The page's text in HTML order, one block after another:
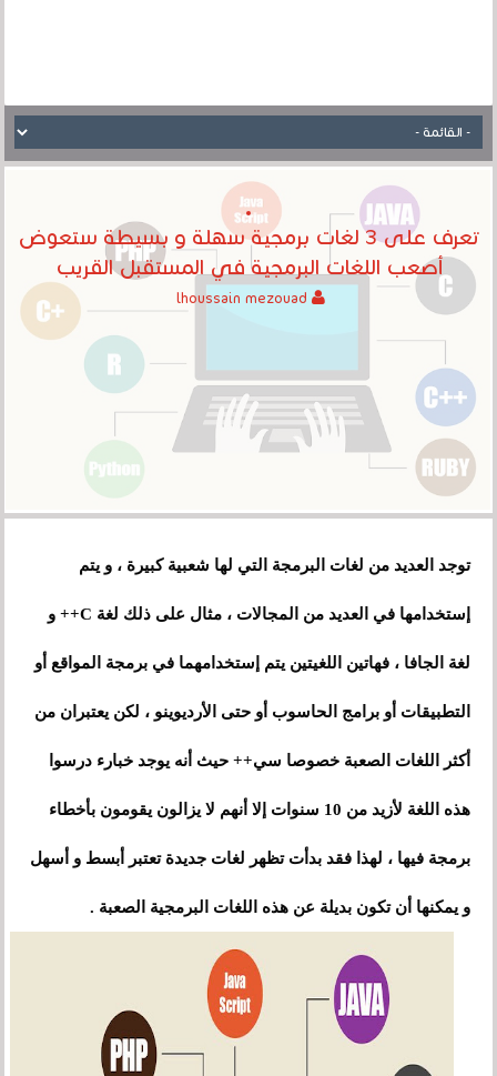
تعرف على 3 لغات برمجية سهلة و بسيطة ستعوض
أصعب اللغات البرمجية في المستقبل القريب
توجد العديد من لغات البرمجة التي لها شعبية كبيرة ، و يتم
إستخدامها في العديد من المجالات ، مثال على ذلك لغة C++ و
لغة الجافا ، فهاتين اللغيتين يتم إستخدامهما في برمجة المواقع أو
التطبيقات أو برامج الحاسوب أو حتى الأرديوينو ، لكن يعتبران من
أكثر اللغات الصعبة خصوصا سي++ حيث أنه يوجد خبارء درسوا
هذه اللغة لأزيد من 10 سنوات إلا أنهم لا يزالون يقومون بأخطاء
برمجة فيها ، لهذا فقد بدأت تظهر لغات جديدة تعتبر أبسط و أسهل
و يمكنها أن تكون بديلة عن هذه اللغات البرمجية الصعبة .